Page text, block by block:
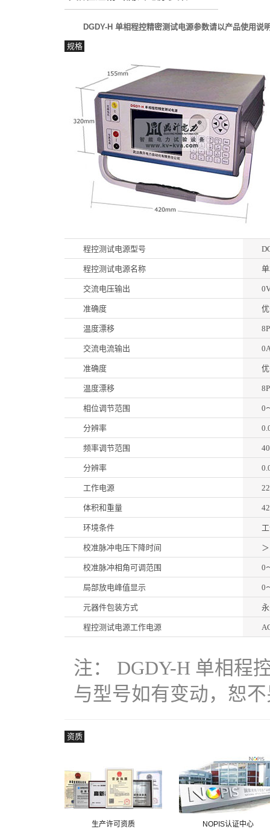
DGDY-H 单相程控精密测试电源参数请以产品使用说
规格
程控测试电源型号
程控测试电源名称
交流电压输出
准确度
温度漂移
交流电流输出
准确度
温度漂移
相位调节范围 0
分辨率
频率调节范围
分辨率
工作电源
体积和重量
环境条件
校准脉冲电压下降时间
校准脉冲相角可调范围 0
局部放电峰值显示 0
元器件包装方式
程控测试电源工作电源
注： DGDY-H 单相程
与型号如有变动，恕
资质
生产许可资质 NOPIS认证中心